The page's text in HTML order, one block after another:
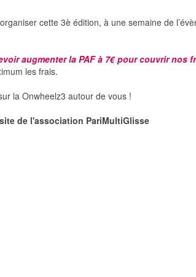
cette 3è édition, à une semaine de
augmenter la PAF à 7€ pour couvrir nos
les frais.
la Onwheelz3 autour de vous !
de l'association PariMultiGlisse